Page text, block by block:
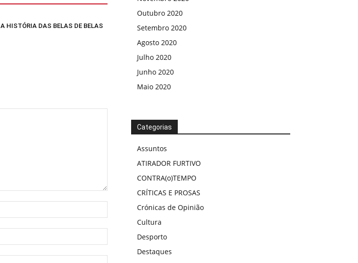
A HISTÓRIA DAS BELAS DE BELAS
Outubro 2020
Setembro 2020
Agosto 2020
Julho 2020
Junho 2020
Maio 2020
Categorias
Assuntos
ATIRADOR FURTIVO
CONTRA(o)TEMPO
CRÍTICAS E PROSAS
Crónicas de Opinião
Cultura
Desporto
Destaques